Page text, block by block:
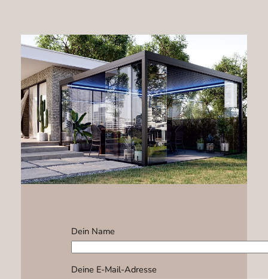
Dein Name
Deine E-Mail-Adresse